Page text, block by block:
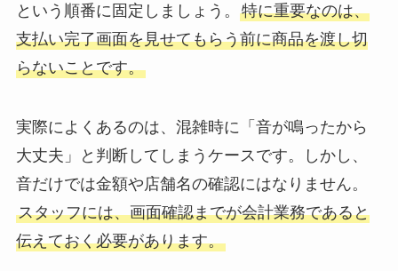
という順番に固定しましょう。 特に重要なのは、
支払い完了画面を見せてもらう前に商品を渡し切
らないことです。
実際によくあるのは、混雑時に「音が鳴ったから
大丈夫」と判断してしまうケースです。しかし、
音だけでは金額や店舗名の確認にはなりません。
スタッフには、画面確認までが会計業務であると
伝えておく必要があります。